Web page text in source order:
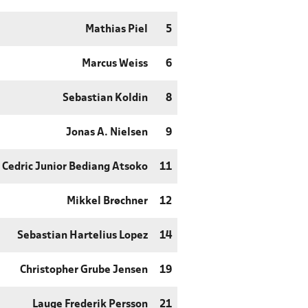
Mathias Piel 5
Marcus Weiss 6
Sebastian Koldin 8
Jonas A. Nielsen 9
Cedric Junior Bediang Atsoko 11
Mikkel Brøchner 12
Sebastian Hartelius Lopez 14
Christopher Grube Jensen 19
Lauge Frederik Persson 21